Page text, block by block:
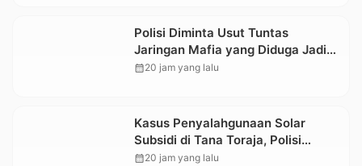
Polisi Diminta Usut Tuntas
Jaringan Mafia yang Diduga Jadi
Penyebab Kelangkaan BBM di
calendar_month20 jam yang lalu
Kasus Penyalahgunaan Solar
Subsidi di Tana Toraja, Polisi
Tetapkan Tiga Tersangka Baru
calendar_month20 jam yang lalu